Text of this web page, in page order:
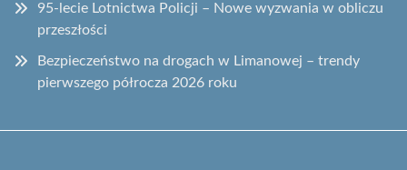
95-lecie Lotnictwa Policji – Nowe wyzwania w obliczu
przeszłości
Bezpieczeństwo na drogach w Limanowej – trendy
pierwszego półrocza 2026 roku